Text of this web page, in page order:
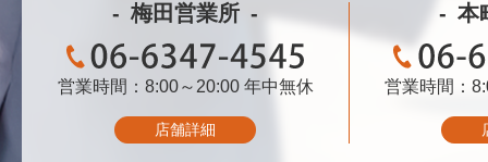
梅田営業所
06-6347-4545
営業時間：8:00～20:00 年中無休
店舗詳細
本
営業時間：